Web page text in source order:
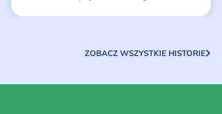
ZOBACZ WSZYSTKIE HISTORIE